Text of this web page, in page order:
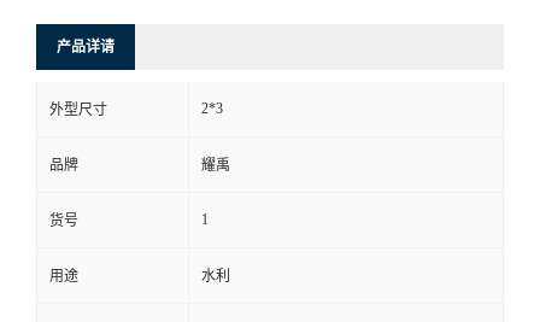
产品详请
外型尺寸 2*3
品牌 耀禹
货号 1
用途 水利